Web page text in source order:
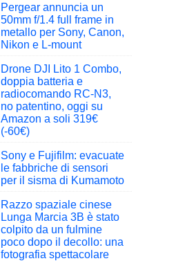
Pergear annuncia un
50mm f/1.4 full frame in
metallo per Sony, Canon,
Nikon e L-mount
Drone DJI Lito 1 Combo,
doppia batteria e
radiocomando RC-N3,
no patentino, oggi su
Amazon a soli 319€
(-60€)
Sony e Fujifilm: evacuate
le fabbriche di sensori
per il sisma di Kumamoto
Razzo spaziale cinese
Lunga Marcia 3B è stato
colpito da un fulmine
poco dopo il decollo: una
fotografia spettacolare